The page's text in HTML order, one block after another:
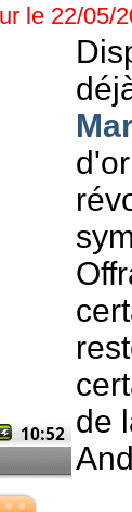
le 22/05/
de